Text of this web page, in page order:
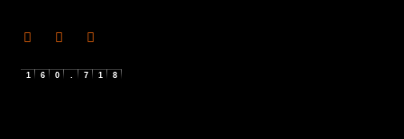
1 6 0 . 7 1 8